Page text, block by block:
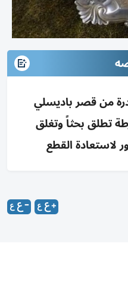
نادرة من قصر باديسلي
تطلق بحثاً وتغلق
لاستعادة القطع